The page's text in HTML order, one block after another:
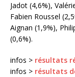
Jadot (4,6%),
Fabien Roussel
Aignan (1,9%),
(0,6%).
infos > résultats
infos > résultats